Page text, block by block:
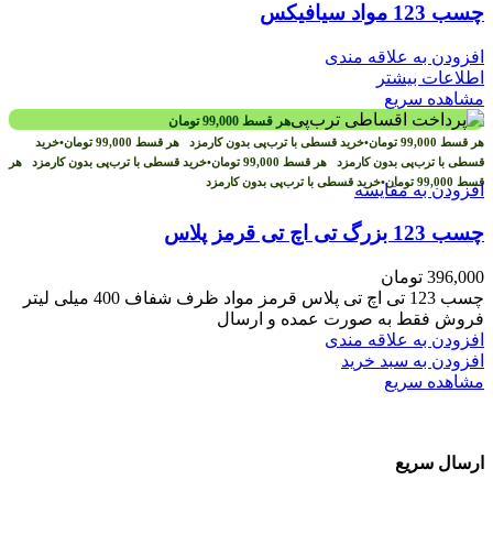
چسب 123 مواد سیافیکس
افزودن به علاقه مندی
اطلاعات بیشتر
مشاهده سریع
هر قسط 99,000 تومان
هر قسط 99,000 تومان•خرید قسطی با ترب‌پی بدون کارمزد هر قسط 99,000 تومان•خرید
قسطی با ترب‌پی بدون کارمزد هر قسط 99,000 تومان•خرید قسطی با ترب‌پی بدون کارمزد هر
قسط 99,000 تومان•خرید قسطی با ترب‌پی بدون کارمزدافزودن به مقایسه
چسب 123 بزرگ تی اچ تی قرمز پلاس
396,000 تومان
چسب 123 تی اچ تی پلاس قرمز مواد ظرف شفاف 400 میلی لیتر
فروش فقط به صورت عمده و ارسال
افزودن به علاقه مندی
افزودن به سبد خرید
مشاهده سریع
ارسال سریع